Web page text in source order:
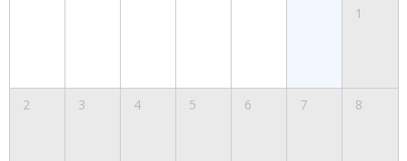
1
2 3 4 5 6 7 8